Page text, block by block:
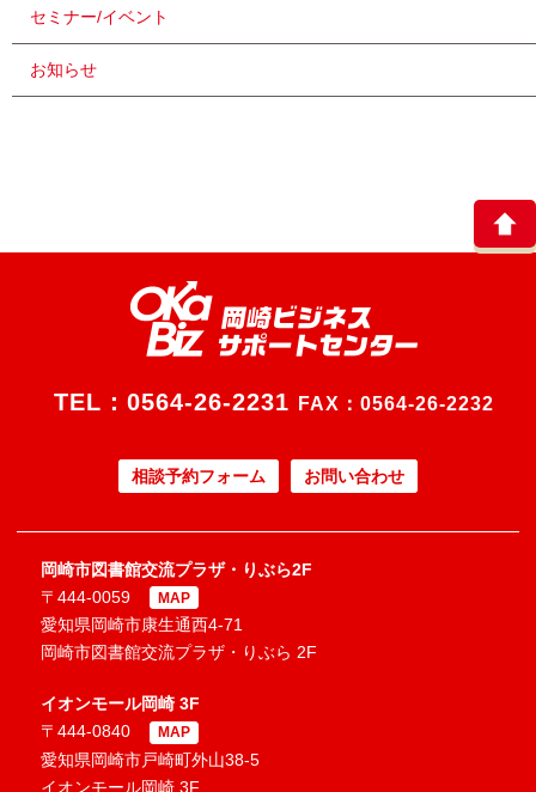
セミナー/イベント
お知らせ
TEL： 0564-26-2231 FAX：0564-26-2232
相談予約フォーム お問い合わせ
岡崎市図書館交流プラザ・りぶら2F
〒444-0059
MAP
愛知県岡崎市康生通西4-71
岡崎市図書館交流プラザ・りぶら 2F
イオンモール岡崎 3F
〒444-0840
MAP
愛知県岡崎市戸崎町外山38-5
イオンモール岡崎 3F